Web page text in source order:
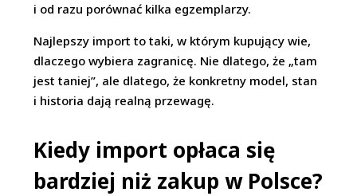
i od razu porównać kilka egzemplarzy.
Najlepszy import to taki, w którym kupujący wie,
dlaczego wybiera zagranicę. Nie dlatego, że „tam
jest taniej”, ale dlatego, że konkretny model, stan
i historia dają realną przewagę.
Kiedy import opłaca się
bardziej niż zakup w Polsce?